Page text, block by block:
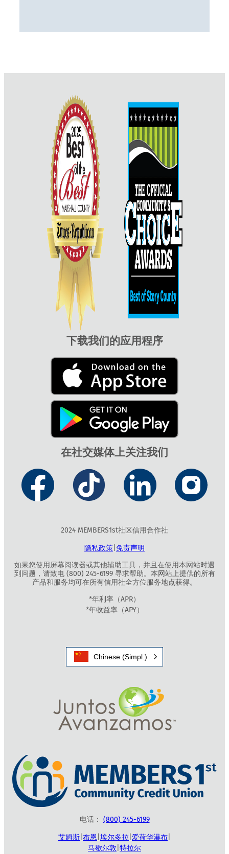
下载我们的应用程序
在社交媒体上关注我们
2024 MEMBERS1st社区信用合作社
隐私政策 免责声明
如果您使用屏幕阅读器或其他辅助工具，并且在使用本网站时遇
到问题，请致电 (800) 245-6199 寻求帮助。本网站上提供的所有
产品和服务均可在所有信用社全方位服务地点获得。
*年利率（APR）
*年收益率（APY）
Chinese (Simpl.)
电话： (800) 245-6199
艾姆斯 布恩 埃尔多拉 爱荷华瀑布
马歇尔敦 特拉尔